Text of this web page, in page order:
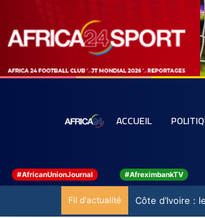
ACCUEIL
#AfricanUnionJournal #AfreximbankTV
Fil d'actualité Côte d’Ivoire :